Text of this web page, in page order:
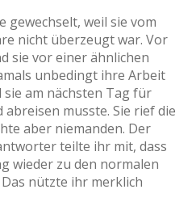
gewechselt, weil sie vom
nicht überzeugt war. Vor
sie vor einer ähnlichen
unbedingt ihre Arbeit
sie am nächsten Tag für
musste. Sie rief die
aber niemanden. Der
teilte ihr mit, dass
wieder zu den normalen
nützte ihr merklich